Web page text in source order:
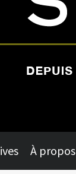
À propos